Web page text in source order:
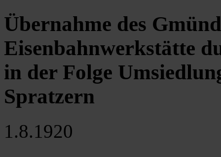
Übernahme des
Eisenbahnwerkstätte
in der Folge
Spratzern
1.8.1920